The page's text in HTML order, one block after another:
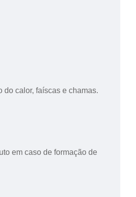
do calor, faíscas e chamas.
em caso de formação de